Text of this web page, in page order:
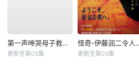
第一声啼哭母子救命急救班
更新至第05集
怪奇-伊藤润二
更新至第05集